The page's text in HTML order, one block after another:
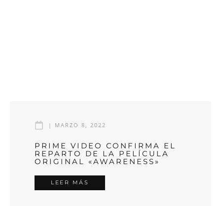
| MARZO 8, 2022
PRIME VIDEO CONFIRMA EL
REPARTO DE LA PELÍCULA
ORIGINAL «AWARENESS»
LEER MÁS